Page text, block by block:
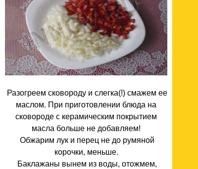
Разогреем сковороду и слегка(!) смажем ее
маслом. При приготовлении блюда на
сковороде с керамическим покрытием
масла больше не добавляем!
Обжарим лук и перец не до румяной
корочки, меньше.
Баклажаны вынем из воды, отожмем,